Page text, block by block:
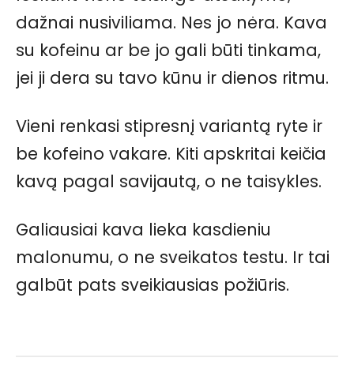
dažnai nusiviliama. Nes jo nėra. Kava
su kofeinu ar be jo gali būti tinkama,
jei ji dera su tavo kūnu ir dienos ritmu.
Vieni renkasi stipresnį variantą ryte ir
be kofeino vakare. Kiti apskritai keičia
kavą pagal savijautą, o ne taisykles.
Galiausiai kava lieka kasdieniu
malonumu, o ne sveikatos testu. Ir tai
galbūt pats sveikiausias požiūris.